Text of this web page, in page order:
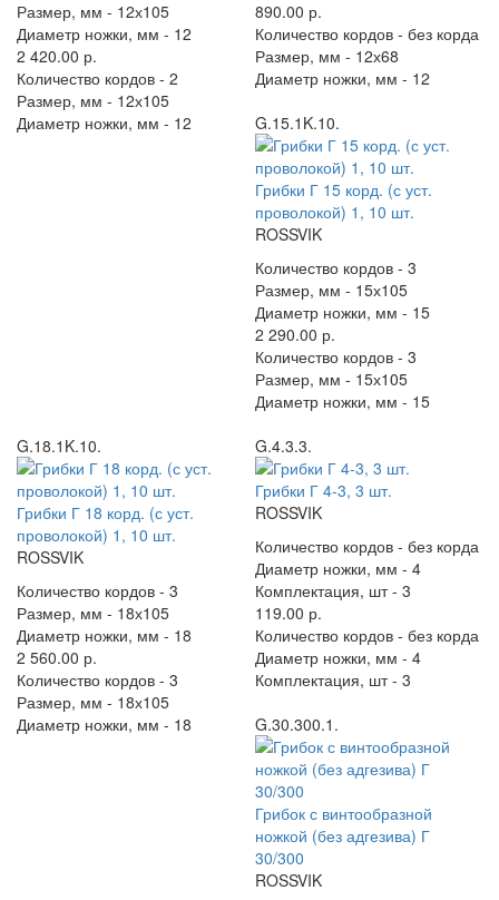
Размер, мм - 12х105
Диаметр ножки, мм - 12
2 420.00 р.
Количество кордов - 2
Размер, мм - 12х105
Диаметр ножки, мм - 12
890.00 р.
Количество кордов - без корда
Размер, мм - 12х68
Диаметр ножки, мм - 12
G.15.1K.10.
Грибки Г 15 корд. (с уст.
проволокой) 1, 10 шт.
ROSSVIK
Количество кордов - 3
Размер, мм - 15х105
Диаметр ножки, мм - 15
2 290.00 р.
Количество кордов - 3
Размер, мм - 15х105
Диаметр ножки, мм - 15
G.18.1K.10.
Грибки Г 18 корд. (с уст.
проволокой) 1, 10 шт.
ROSSVIK
Количество кордов - 3
Размер, мм - 18х105
Диаметр ножки, мм - 18
2 560.00 р.
Количество кордов - 3
Размер, мм - 18х105
Диаметр ножки, мм - 18
G.4.3.3.
Грибки Г 4-3, 3 шт.
ROSSVIK
Количество кордов - без корда
Диаметр ножки, мм - 4
Комплектация, шт - 3
119.00 р.
Количество кордов - без корда
Диаметр ножки, мм - 4
Комплектация, шт - 3
G.30.300.1.
Грибок с винтообразной
ножкой (без адгезива) Г
30/300
ROSSVIK